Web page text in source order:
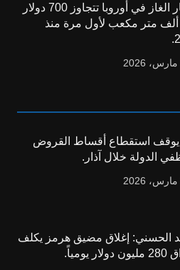
أسعار الغاز في أوروبا تتجاوز 700 دولار
متر مكعب لأول مرة منذ
TBI يوقف استقطاع أقساط القروض
الدولة خلال آذار.
الحسني: إغلاق مضيق هرمز يكلف
يومياً.